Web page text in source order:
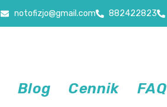
notofizjo@gmail.com 882422823
Blog Cennik FAQ